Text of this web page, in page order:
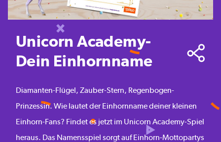
Unicorn Academy-
Dein Einhornname
Diamanten-Flügel, Zauber-Stern, Regenbogen-
Prinzessin. Wie lautet der Einhornname deiner kleinen
Einhorn-Fans? Findet es jetzt im Unicorn Academy-Spiel
heraus. Das Namensspiel sorgt auf Einhorn-Mottopartys